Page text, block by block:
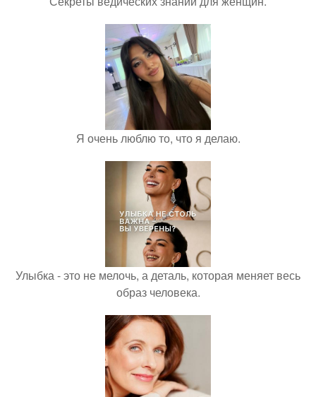
Я очень люблю то, что я делаю.
Улыбка - это не мелочь, а деталь, которая меняет весь
образ человека.